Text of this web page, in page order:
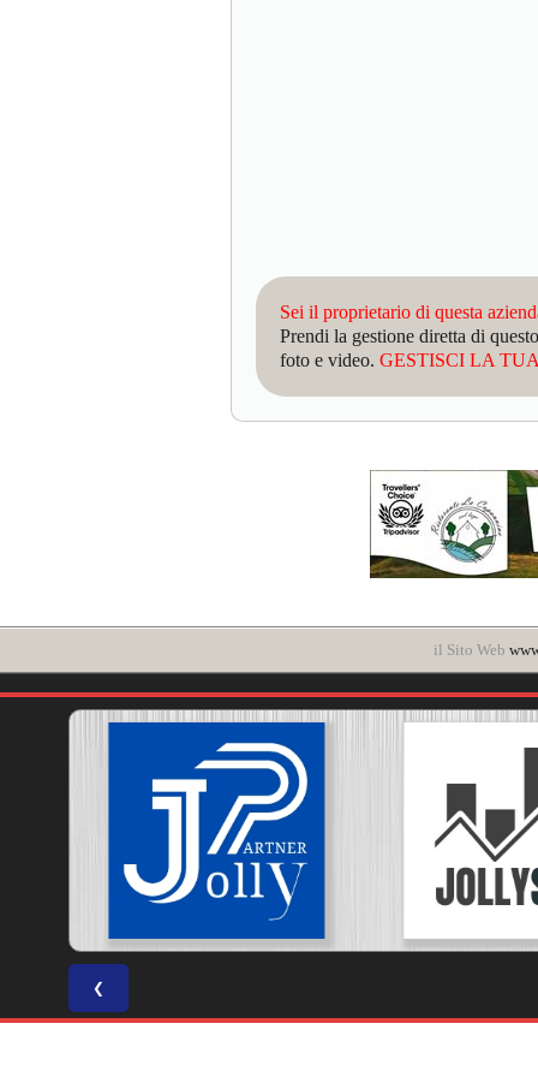
Sei il proprietario di questa
Prendi la gestione diretta di
foto e video. GESTISCI LA
il Sito Web
❮